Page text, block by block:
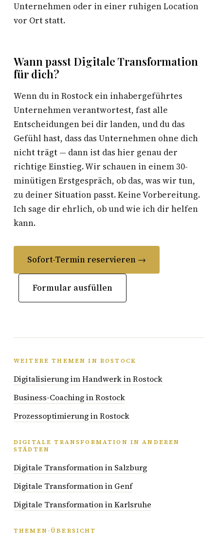
Unternehmen oder in einer ruhigen Location
vor Ort statt.
Wann passt Digitale Transformation
für dich?
Wenn du in Rostock ein inhabergeführtes
Unternehmen verantwortest, fast alle
Entscheidungen bei dir landen, und du das
Gefühl hast, dass das Unternehmen ohne dich
nicht trägt — dann ist das hier genau der
richtige Einstieg. Wir schauen in einem 30-
minütigen Erstgespräch, ob das, was wir tun,
zu deiner Situation passt. Keine Vorbereitung.
Ich sage dir ehrlich, ob und wie ich dir helfen
kann.
Sofort-Termin reservieren →
Formular ausfüllen
WEITERE THEMEN IN ROSTOCK
Digitalisierung im Handwerk in Rostock
Business-Coaching in Rostock
Prozessoptimierung in Rostock
DIGITALE TRANSFORMATION IN ANDEREN
STÄDTEN
Digitale Transformation in Salzburg
Digitale Transformation in Genf
Digitale Transformation in Karlsruhe
THEMEN-ÜBERSICHT